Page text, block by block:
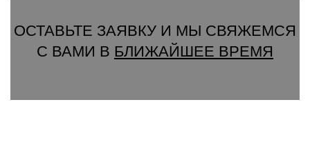
ОСТАВЬТЕ ЗАЯВКУ И МЫ СВЯЖЕМСЯ
С ВАМИ В БЛИЖАЙШЕЕ ВРЕМЯ